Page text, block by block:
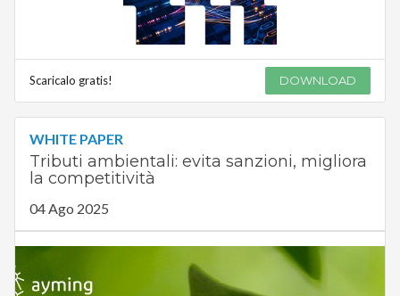
Scaricalo gratis! DOWNLOAD
WHITE PAPER
Tributi ambientali: evita sanzioni, migliora
la competitività
04 Ago 2025